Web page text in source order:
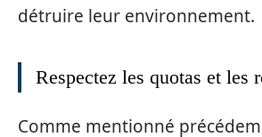
détruire leur environnement.
Respectez les quotas et les
Comme mentionné